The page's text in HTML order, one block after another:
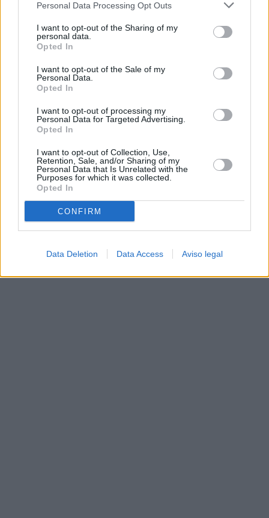
negar su consentimiento. Tenga en cuenta que algún
de su consentimiento, pero usted tiene el derecho de
rechazar tal procesamiento. Sus preferencias se aplicarán
cualquier momento entrando de nuevo en este sitio web o
visitando nuestra política de privacidad.
Personal Data Processing Opt Outs
I want to opt-out of the Sharing of my
personal data.
Opted In
I want to opt-out of the Sale of my
Personal Data.
Opted In
I want to opt-out of processing my
Personal Data for Targeted Advertising.
Opted In
I want to opt-out of Collection, Use,
Retention, Sale, and/or Sharing of my
Personal Data that Is Unrelated with the
Purposes for which it was collected.
Opted In
CONFIRM
Data Deletion Data Access Aviso legal